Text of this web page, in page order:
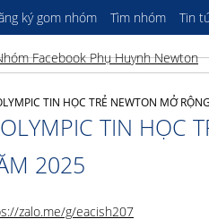
ký gom nhóm Tìm nhóm Tin
TIN HỌC TRẺ NEWTON MỞ
TIN HỌC
2025
zalo.me/g/eacish207